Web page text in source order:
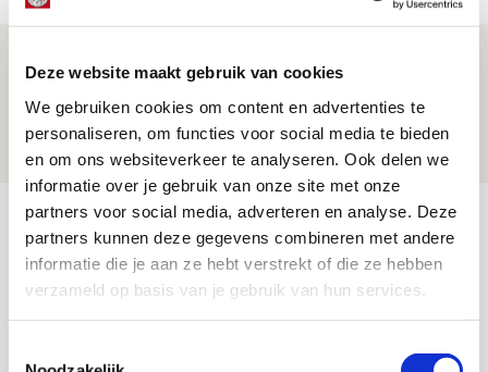
Deze website maakt gebruik van cookies
We gebruiken cookies om content en advertenties te
personaliseren, om functies voor social media te bieden
en om ons websiteverkeer te analyseren. Ook delen we
informatie over je gebruik van onze site met onze
partners voor social media, adverteren en analyse. Deze
partners kunnen deze gegevens combineren met andere
informatie die je aan ze hebt verstrekt of die ze hebben
verzameld op basis van je gebruik van hun services.
Beleef avond vol gezelligheid tijdens
Geef Mij Maar Amsterdam!
Reisverslag PEC-uit: geregisseerde
operatie onderweg naar
‘voetbaltempel’